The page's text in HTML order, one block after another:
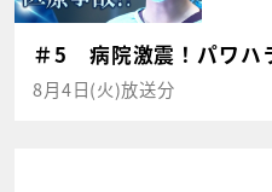
＃5 病院激震！パワハ
8月4日(火)放送分